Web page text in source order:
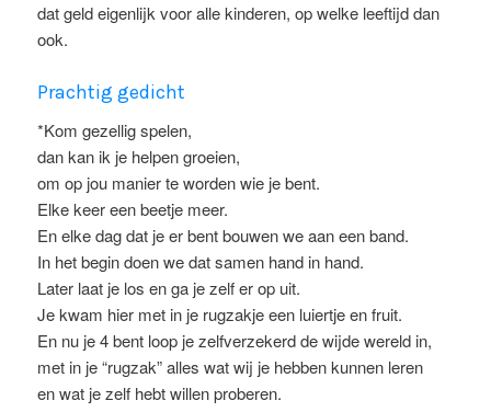
dat geld eigenlijk voor alle kinderen, op welke leeftijd dan
ook.
Prachtig gedicht
*Kom gezellig spelen,
dan kan ik je helpen groeien,
om op jou manier te worden wie je bent.
Elke keer een beetje meer.
En elke dag dat je er bent bouwen we aan een band.
In het begin doen we dat samen hand in hand.
Later laat je los en ga je zelf er op uit.
Je kwam hier met in je rugzakje een luiertje en fruit.
En nu je 4 bent loop je zelfverzekerd de wijde wereld in,
met in je “rugzak” alles wat wij je hebben kunnen leren
en wat je zelf hebt willen proberen.